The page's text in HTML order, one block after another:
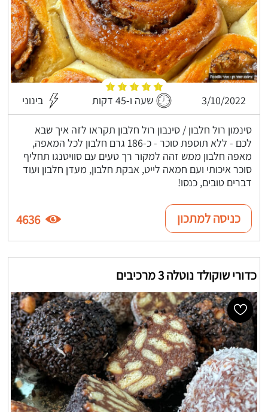
3/10/2022 שעה ו-45 דקות בינוני
סינמון רול חלבון / סינבון רול חלבון תקראו לזה איך שבא
לכם - ללא תוספת סוכר - כ-186 גרם חלבון לכל המאפה,
מאפה חלבון ממש זהה למקור רך טעים עם סוויטנגו תחליף
סוכר איכותי ועם חמאה לייט, אבקת חלבון, מעדן חלבון ועוד
דברים טובים, כנסו!
כניסה למתכון 4636
כדורי שוקולד נוטלה 3 מרכיבים